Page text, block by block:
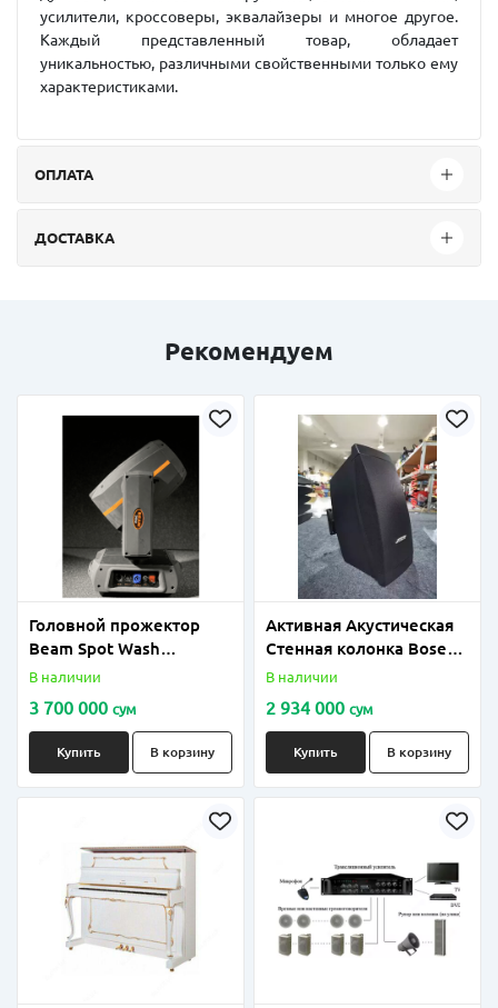
усилители, кроссоверы, эквалайзеры и многое другое.
Каждый представленный товар, обладает
уникальностью, различными свойственными только ему
характеристиками.
ОПЛАТА
ДОСТАВКА
Рекомендуем
Головной прожектор
Beam Spot Wash
SHOWLIGHT MH350-BSW
В наличии
3 700 000 сум
Купить В корзину
Активная Акустическая
Стенная колонка Bose
FreeSpace DS 40SE
В наличии
2 934 000 сум
Купить В корзину